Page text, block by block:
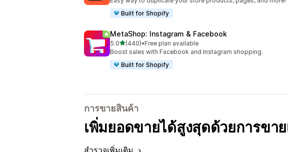
Built for Shopify
MetaShop: Instagram & Facebook
5.0เต็ม 5 ดาว
(440)
ทั้งหมด 440 รีวิว
•Free plan available
Boost sales with Facebook and Instagram shopping.
Built for Shopify
การขายสินค้า
เพิ่มยอดขายได้สูงสุดด้วยการขา